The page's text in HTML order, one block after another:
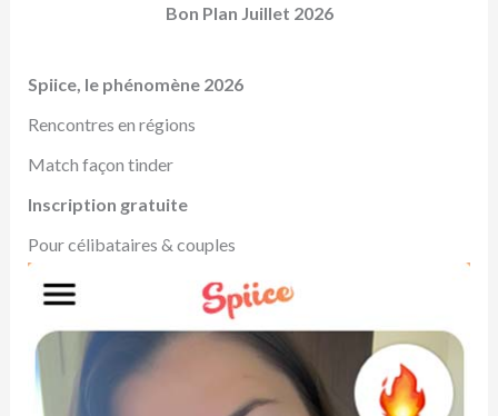
Bon Plan Juillet 2026
Spiice, le phénomène 2026
Rencontres en régions
Match façon tinder
Inscription gratuite
Pour célibataires & couples